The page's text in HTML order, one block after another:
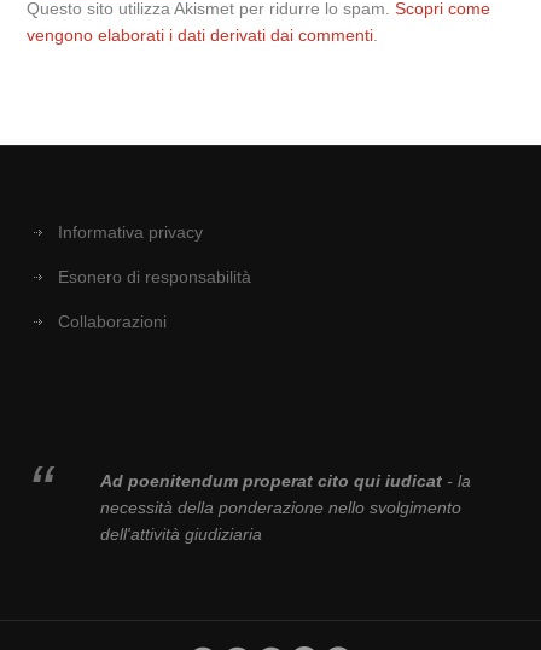
Questo sito utilizza Akismet per ridurre lo spam.Scopri come
vengono elaborati i dati derivati dai commenti
Informativa privacy
Esonero di responsabilità
Collaborazioni
Ad poenitendum properat cito qui iudicat- la
necessità della ponderazione nello svolgimento
dell'attività giudiziaria